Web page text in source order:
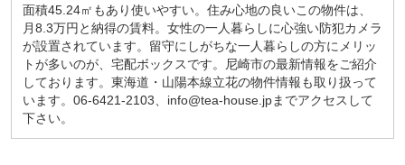
面積45.24㎡もあり使いやすい。住み心地の良いこの物件は、
月8.3万円と納得の賃料。女性の一人暮らしに心強い防犯カメラ
が設置されています。留守にしがちな一人暮らしの方にメリッ
トが多いのが、宅配ボックスです。尼崎市の最新情報をご紹介
しております。東海道・山陽本線立花の物件情報も取り扱って
います。06-6421-2103、info@tea-house.jpまでアクセスして
下さい。